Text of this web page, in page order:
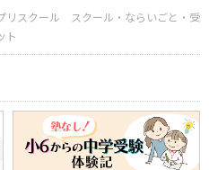
リスクール
スクール・ならいごと・受
ト